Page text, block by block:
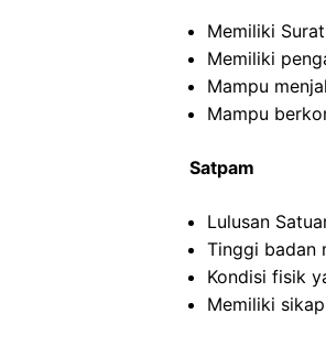
Memiliki
Memiliki
Mampu
Mampu
Satpam
Lulusan
Tinggi badan
Kondisi fisik
Memiliki